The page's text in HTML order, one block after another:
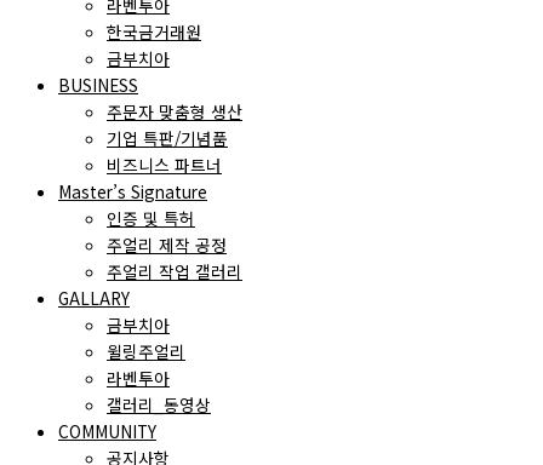
한국금거래원
금부치아
BUSINESS
주문자 맞춤형 생산
기업 특판/기념품
비즈니스 파트너
Master’s Signature
인증 및 특허
주얼리 제작 공정
주얼리 작업 갤러리
GALLARY
금부치아
윌링주얼리
라벤투아
갤러리_동영상
COMMUNITY
공지사항